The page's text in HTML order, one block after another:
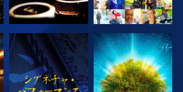
観る シリーズを探求